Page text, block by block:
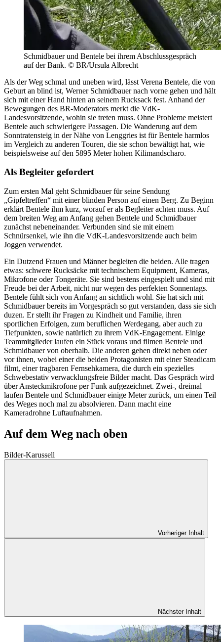
Schmidbauer und Bentele bei ihrem Abschlussgespräch
auf der Bank. © BR/Ursula Albrecht
Als der Weg schmal und uneben wird, lässt Verena Bentele, die von
Geburt an blind ist, Werner Schmidbauer nach vorne gehen und hält
sich mit einer Hand hinten an seinem Rucksack fest. Anhand der
Bewegungen des BR-Moderators merkt die VdK-
Landesvorsitzende, wohin sie treten muss. Ohne Probleme meistert
Bentele auch schwierigere Passagen. Die Wanderung auf dem
Sonntratensteig in der Nähe von Lenggries ist für Bentele harmlos
im Vergleich zu anderen Touren, die sie schon bewältigt hat, wie
beispielsweise auf den 5895 Meter hohen Kilimandscharo.
Als Begleiter gefordert
Zum ersten Mal geht Schmidbauer für seine Sendung
„Gipfeltreffen“ mit einer blinden Person auf einen Berg. Zu Beginn
erklärt Bentele ihm kurz, worauf er als Begleiter achten muss. Auf
dem breiten Weg am Anfang gehen Bentele und Schmidbauer
zunächst nebeneinander. Verbunden sind sie mit einem
Schnürsenkel, wie ihn die VdK-Landesvorsitzende auch beim
Joggen verwendet.
Ein Dutzend Frauen und Männer begleiten die beiden. Alle tragen
etwas: schwere Rucksäcke mit technischem Equipment, Kameras,
Mikrofone oder Tongeräte. Sie sind bestens eingespielt und sind mit
Freude bei der Arbeit, nicht nur wegen des perfekten Sonnentags.
Bentele fühlt sich von Anfang an sichtlich wohl. Sie hat sich mit
Schmidbauer bereits im Vorgespräch so gut verstanden, dass sie sich
duzen. Er stellt ihr Fragen zu Kindheit und Familie, ihren
sportlichen Erfolgen, zum beruflichen Werdegang, aber auch zu
Tiefpunkten, sowie natürlich zu ihrem VdK-Engagement. Einige
Teammitglieder laufen ein Stück voraus und filmen Bentele und
Schmidbauer von oberhalb. Die anderen gehen direkt neben oder
vor ihnen, wobei einer die beiden Protagonisten mit einer Steadicam
filmt, einer tragbaren Fernsehkamera, die durch ein spezielles
Schwebestativ verwacklungsfreie Bilder macht. Das Gespräch wird
über Ansteckmikrofone per Funk aufgezeichnet. Zwei-, dreimal
laufen Bentele und Schmidbauer einige Meter zurück, um einen Teil
des Weges noch mal zu absolvieren. Dann macht eine
Kameradrohne Luftaufnahmen.
Auf dem Weg nach oben
Bilder-Karussell
Vorheriger Inhalt
Nächster Inhalt